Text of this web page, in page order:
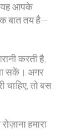
यह आपके
बात तय है—
करती है,
सकें। अगर
चाहिए, तो बस
हमारा